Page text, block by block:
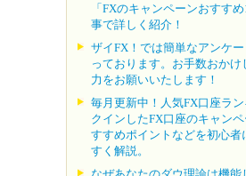
「FXのキャンペーンおすす
事で詳しく紹介！
ザイFX！では簡単なアンケ
っております。お手数おかけ
力をお願いいたします！
毎月更新中！人気FX口座ラ
クインしたFX口座のキャン
すすめポイントなどを初心者
すく解説。